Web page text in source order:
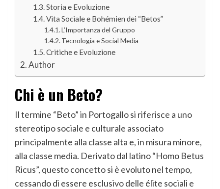
Storia e Evoluzione
Vita Sociale e Bohémien dei “Betos”
L’Importanza del Gruppo
Tecnologia e Social Media
Critiche e Evoluzione
Author
Chi è un Beto?
Il termine “Beto” in Portogallo si riferisce a uno
stereotipo sociale e culturale associato
principalmente alla classe alta e, in misura minore,
alla classe media. Derivato dal latino “Homo Betus
Ricus”, questo concetto si è evoluto nel tempo,
cessando di essere esclusivo delle élite sociali e